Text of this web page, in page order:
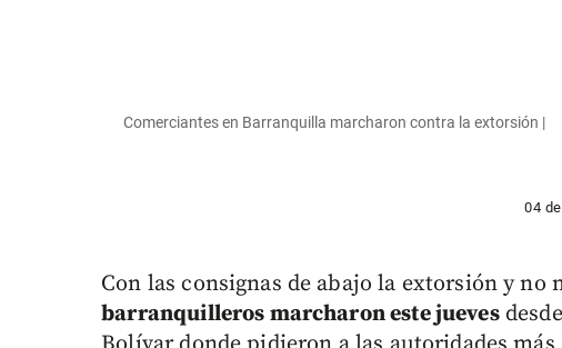
Comerciantes en Barranquilla marcharon contra la extorsión |
04
Con las consignas de abajo la extorsión y no
barranquilleros marcharon este jueves